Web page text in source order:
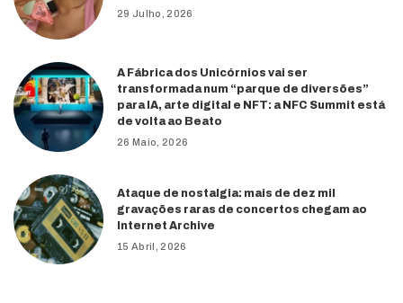
29 Julho, 2026
A Fábrica dos Unicórnios vai ser
transformada num “parque de diversões”
para IA, arte digital e NFT: a NFC Summit está
de volta ao Beato
26 Maio, 2026
Ataque de nostalgia: mais de dez mil
gravações raras de concertos chegam ao
Internet Archive
15 Abril, 2026